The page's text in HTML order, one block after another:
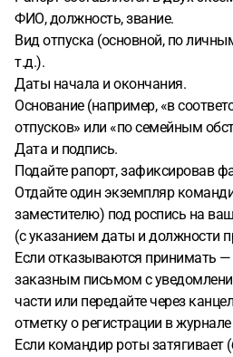
ФИО, должность, звание.
Вид отпуска (основной, по
т.д.).
Даты начала и окончания.
Основание (например, «в
отпусков» или «по семейным
Дата и подпись.
Подайте рапорт, зафиксировав
Отдайте один экземпляр
заместителю) под роспись на
(с указанием даты и должности
Если отказываются принимать —
заказным письмом с
части или передайте через
отметку о регистрации в
Если командир роты затягивает